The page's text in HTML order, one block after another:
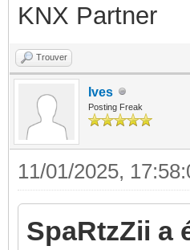
KNX Partner
Trouver
Ives
Posting Freak
11/01/2025,
SpaRtzZii a